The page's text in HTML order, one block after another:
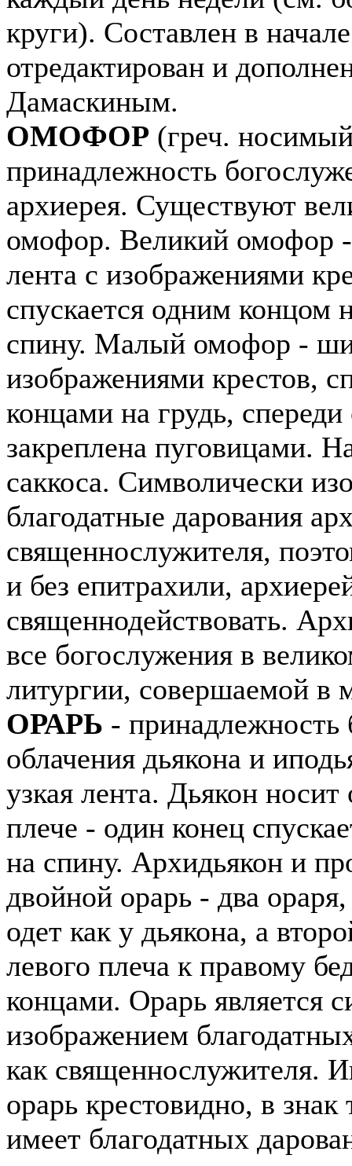
круги). Составлен в
отредактирован и
Дамаскиным.
ОМОФОР (греч.
принадлежность
архиерея. Существуют
омофор. Великий омофор
лента с изображениями
спускается одним концом
спину. Малый омофор -
изображениями крестов,
концами на грудь,
закреплена пуговицами.
саккоса. Символически
благодатные дарования
священнослужителя,
и без епитрахили,
священнодействовать.
все богослужения в
литургии, совершаемой в
ОРАРЬ - принадлежность
облачения дьякона и
узкая лента. Дьякон
плече - один конец
на спину. Архидьякон и
двойной орарь - два
одет как у дьякона, а
левого плеча к правому
концами. Орарь является
изображением
как священнослужителя.
орарь крестовидно, в знак
имеет благодатных